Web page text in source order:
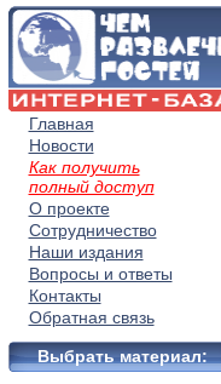
Главная
Новости
Как получить
полный доступ
О проекте
Сотрудничество
Наши издания
Вопросы и ответы
Контакты
Обратная связь
Выбрать материал: